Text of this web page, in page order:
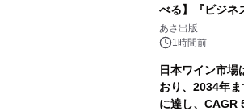
べる】『ビジネ
養としての蕎麦
（火）発売
あさ出版
1時間前
日本ワイン市場
おり、2034年
に達し、CAGR